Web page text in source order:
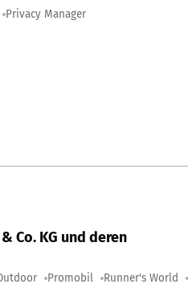
Privacy Manager
Co. KG und deren
Promobil Runner's World